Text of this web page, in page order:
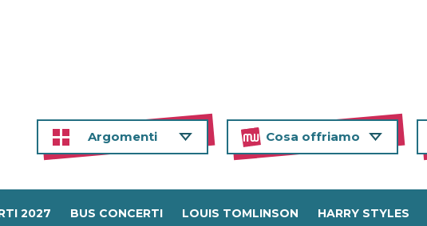
Argomenti Cosa offriamo
2027 BUS CONCERTI LOUIS TOMLINSON HARRY STYLES